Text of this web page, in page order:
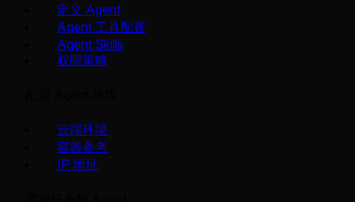
定义 Agent
Agent 工具配置
Agent Skills
权限策略
云端环境
容器参考
IP 地址